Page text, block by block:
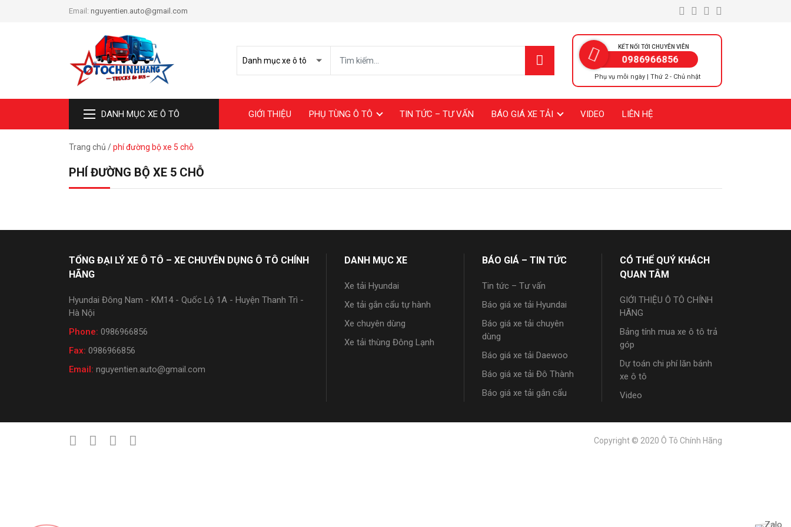
Email: nguyentien.auto@gmail.com
KẾT NỐI TỚI CHUYÊN VIÊN
0986966856
Phụ vụ mỗi ngày | Thứ 2 - Chủ nhật
DANH MỤC XE Ô TÔ GIỚI THIỆU PHỤ TÙNG Ô TÔ TIN TỨC – TƯ VẤN BÁO GIÁ XE TẢI VIDEO LIÊN HỆ
Trang chủ /phí đường bộ xe 5 chỗ
PHÍ ĐƯỜNG BỘ XE 5 CHỖ
TỔNG ĐẠI LÝ XE Ô TÔ – XE CHUYÊN DỤNG Ô TÔ CHÍNH
HÃNG
Hyundai Đông Nam - KM14 - Quốc Lộ 1A - Huyện Thanh Trì -
Hà Nội
Phone: 0986966856
Fax: 0986966856
Email: nguyentien.auto@gmail.com
DANH MỤC XE
Xe tải Hyundai
Xe tải gắn cẩu tự hành
Xe chuyên dùng
Xe tải thùng Đông Lạnh
BÁO GIÁ – TIN TỨC
Tin tức – Tư vấn
Báo giá xe tải Hyundai
Báo giá xe tải chuyên
dùng
Báo giá xe tải Daewoo
Báo giá xe tải Đô Thành
Báo giá xe tải gắn cẩu
CÓ THỂ QUÝ KHÁCH
QUAN TÂM
GIỚI THIỆU Ô TÔ CHÍNH
HÃNG
Bảng tính mua xe ô tô trả
góp
Dự toán chi phí lăn bánh
xe ô tô
Video
Copyright © 2020 Ô Tô Chính Hãng